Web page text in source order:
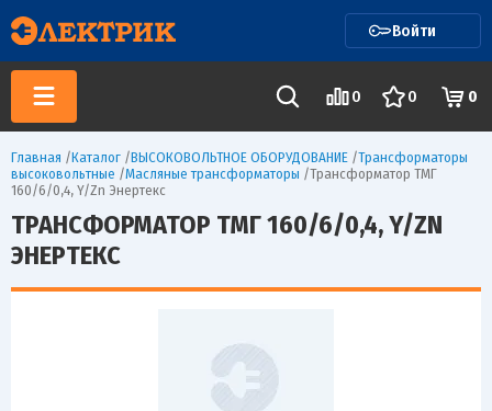
Войти
0 0 0
Главная /Каталог /ВЫСОКОВОЛЬТНОЕ ОБОРУДОВАНИЕ /Трансформаторы
высоковольтные /Масляные трансформаторы /Трансформатор ТМГ
160/6/0,4, Y/Zn Энертекс
ТРАНСФОРМАТОР ТМГ 160/6/0,4, Y/ZN
ЭНЕРТЕКС